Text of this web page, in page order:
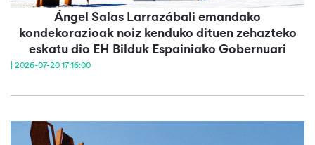
Ángel Salas Larrazábali emandako
kondekorazioak noiz kenduko dituen zehazteko
eskatu dio EH Bilduk Espainiako Gobernuari
| 2026-07-20 17:16:00